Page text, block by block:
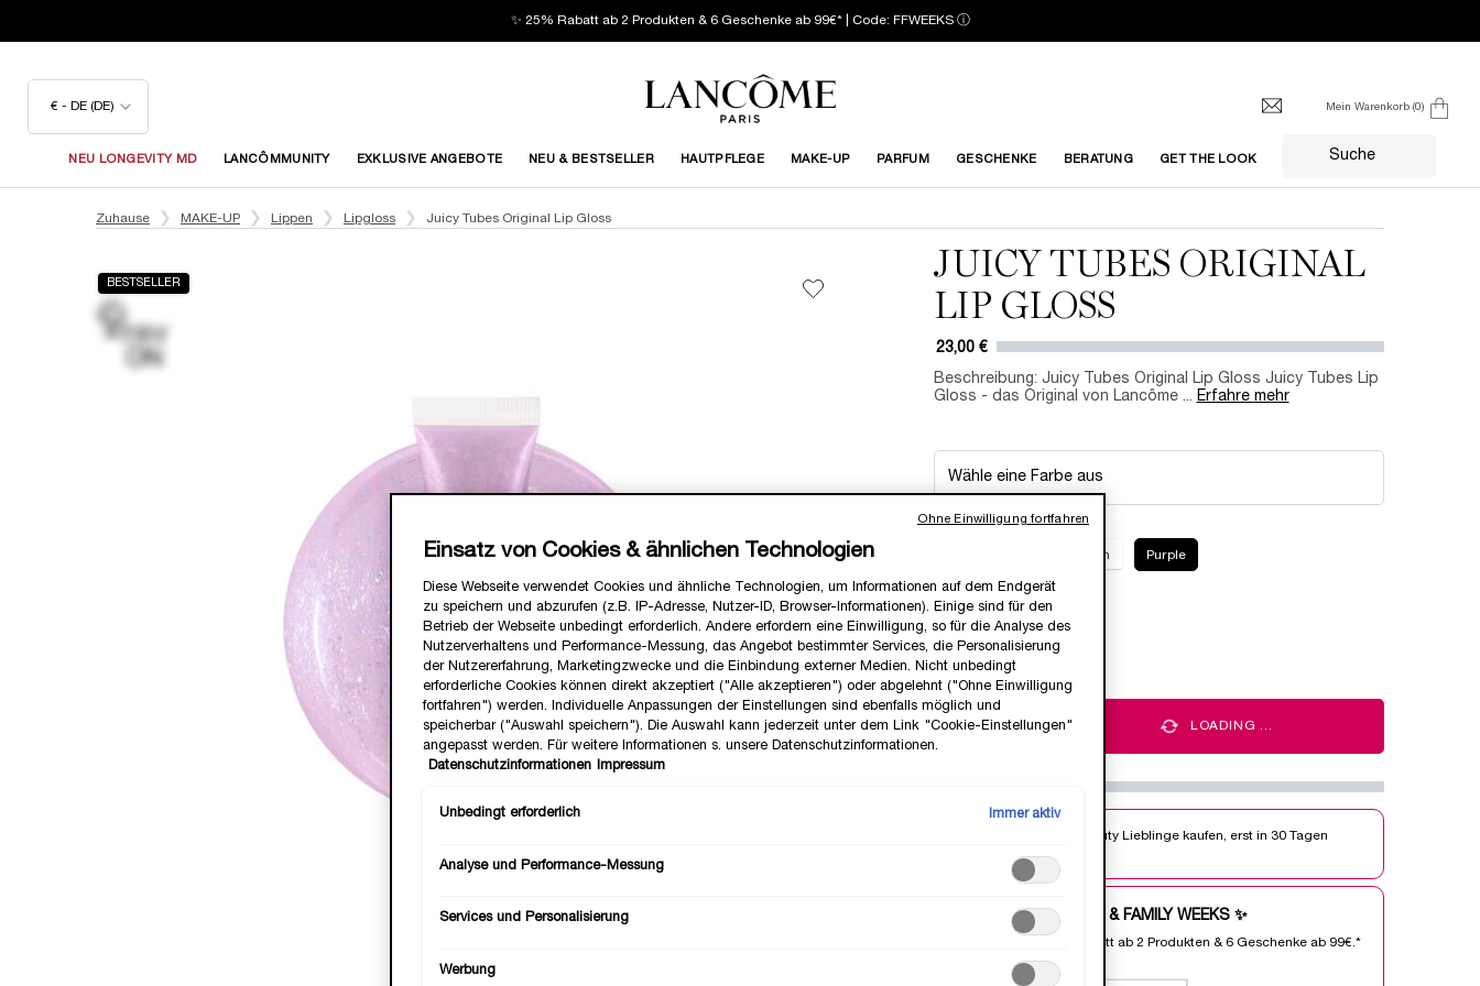
✨ 25% Rabatt ab 2 Produkten & 6 Geschenke ab 99€* | Code: FFWEEKS ⓘ
€ - DE (DE) Mein Warenkorb 0
0 produkt
NEU LONGEVITY MD LANCÔMMUNITY EXKLUSIVE ANGEBOTE NEU & BESTSELLER HAUTPFLEGE MAKE-UP PARFUM GESCHENKE BERATUNG GET THE LOOK Suche
Zuhause
MAKE-UP Lippen Lipgloss Juicy Tubes Original Lip Gloss
JUICY TUBES ORIGINAL
LIP GLOSS
23,00 €
Beschreibung: Juicy Tubes Original Lip Gloss Juicy Tubes Lip
Gloss - das Original von Lancôme ... Erfahre mehr
BESTSELLER
Wähle eine Farbe aus
Braun Purple
Ausgewählt
20 Lavender Latte, 1 von 1
−
Anzahl
+ LOADING ...
Jetzt Beauty Lieblinge kaufen, erst in 30 Tagen
FRIENDS & FAMILY WEEKS ✨
25% Rabatt ab 2 Produkten & 6 Geschenke ab 99€.*
ⓘ
Einsatz von Cookies & ähnlichen Technologien
Diese Webseite verwendet Cookies und ähnliche Technologien, um Informationen auf dem Endgerät
zu speichern und abzurufen (z.B. IP-Adresse, Nutzer-ID, Browser-Informationen). Einige sind für den
Betrieb der Webseite unbedingt erforderlich. Andere erfordern eine Einwilligung, so für die Analyse des
Nutzerverhaltens und Performance-Messung, das Angebot bestimmter Services, die Personalisierung
der Nutzererfahrung, Marketingzwecke und die Einbindung externer Medien. Nicht unbedingt
erforderliche Cookies können direkt akzeptiert ("Alle akzeptieren") oder abgelehnt ("Ohne Einwilligung
fortfahren") werden. Individuelle Anpassungen der Einstellungen sind ebenfalls möglich und
speicherbar ("Auswahl speichern"). Die Auswahl kann jederzeit unter dem Link "Cookie-Einstellungen"
angepasst werden. Für weitere Informationen s. unsere Datenschutzinformationen.
Datenschutzinformationen
Impressum
Unbedingt erforderlich Immer aktiv
Analyse und Performance-Messung
Services und Personalisierung
Werbung
Ohne Einwilligung fortfahren